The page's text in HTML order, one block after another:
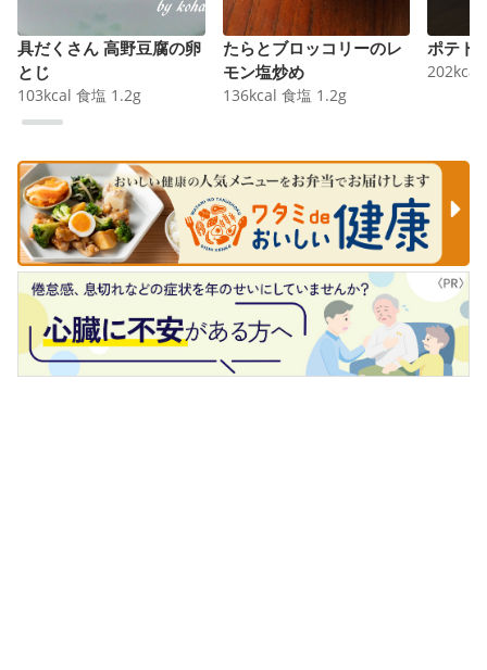
具だくさん 高野豆腐の卵
とじ
103kcal 食塩 1.2g
たらとブロッコリーのレ
モン塩炒め
136kcal 食塩 1.2g
ポテト
202kcal